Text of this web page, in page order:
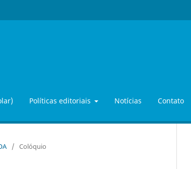
Políticas editoriais Notícias Contato
/ Colóquio